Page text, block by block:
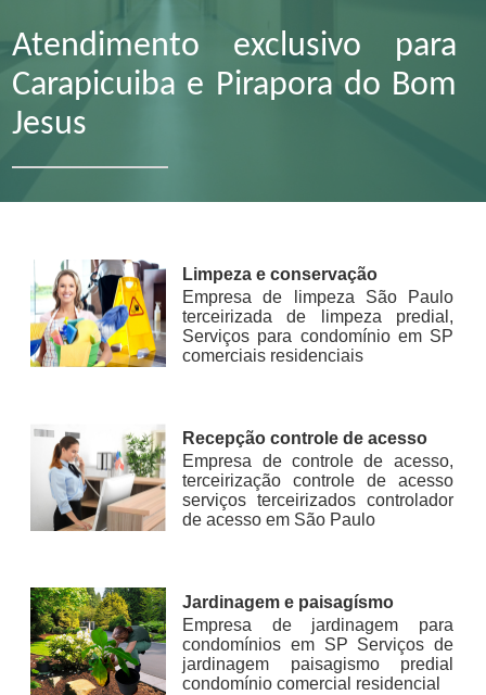
Atendimento exclusivo para
Carapicuiba e Pirapora do Bom
Jesus
Limpeza e conservação
Empresa de limpeza São Paulo
terceirizada de limpeza predial,
Serviços para condomínio em SP
comerciais residenciais
Recepção controle de acesso
Empresa de controle de acesso,
terceirização controle de acesso
serviços terceirizados controlador
de acesso em São Paulo
Jardinagem e paisagísmo
Empresa de jardinagem para
condomínios em SP Serviços de
jardinagem paisagismo predial
condomínio comercial residencial